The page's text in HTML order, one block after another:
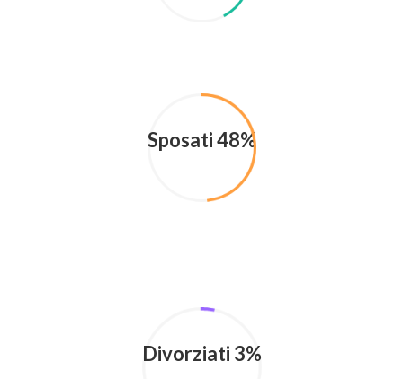
Sposati 48%
Divorziati 3%